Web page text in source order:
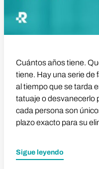
Cuántos años tiene.
tiene. Hay una serie de
al tiempo que se tarda
tatuaje o desvanecerlo
cada persona son
plazo exacto para su
Sigue leyendo